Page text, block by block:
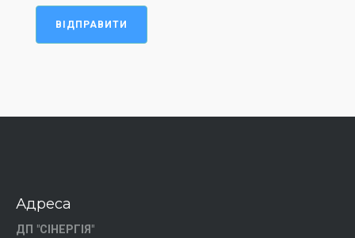
ВІДПРАВИТИ
Адреса
ДП "СІНЕРГІЯ"